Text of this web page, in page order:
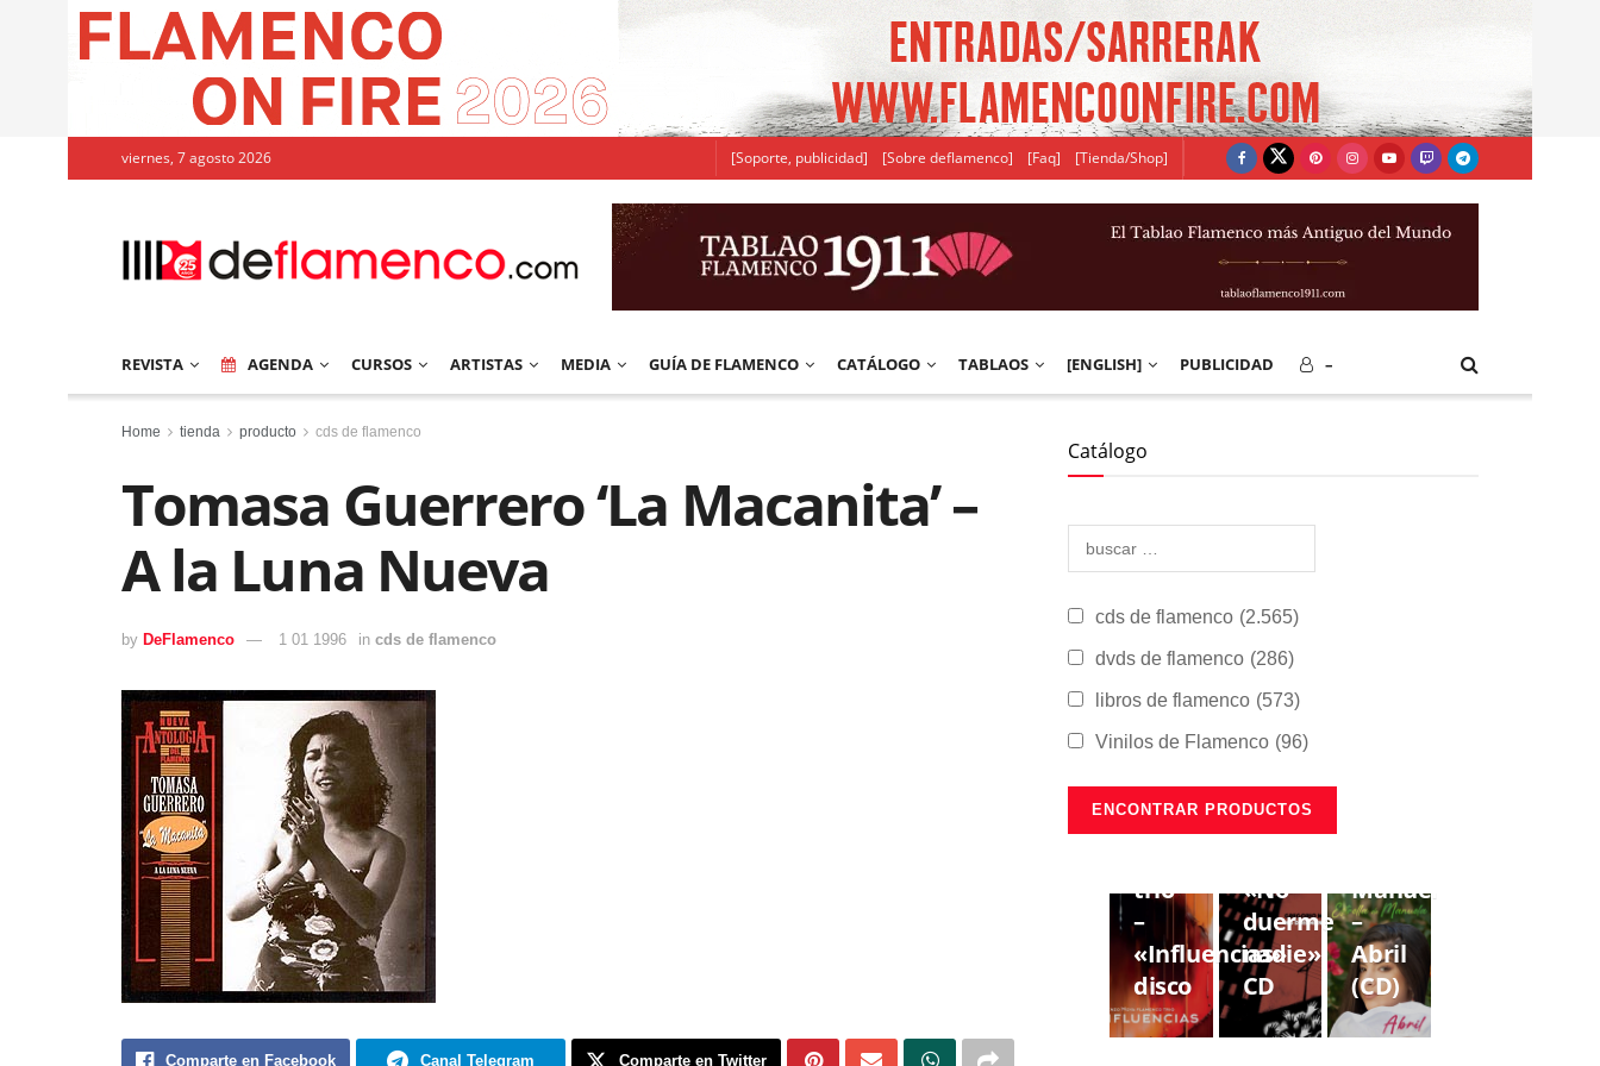
viernes, 7 agosto 2026 [Soporte, publicidad] [Sobre deflamenco] [Faq] [Tienda/Shop]
REVISTA AGENDA CURSOS ARTISTAS MEDIA GUÍA DE FLAMENCO CATÁLOGO TABLAOS [ENGLISH] PUBLICIDAD –
Home tienda producto cds de flamenco
Tomasa Guerrero ‘La Macanita’ –
A la Luna Nueva
by DeFlamenco 1 01 1996 in cds de flamenco
Comparte en Facebook Canal Telegram Comparte en Twitter
Catálogo
cds de flamenco (2.565)
dvds de flamenco (286)
libros de flamenco (573)
Vinilos de Flamenco (96)
FLAMENCO
Lorenzo
trío
–
«Influencias»
disco
FLAMENCO
Gregorio
«No
duerme
nadie»
CD
Manuela
–
Abril
(CD)